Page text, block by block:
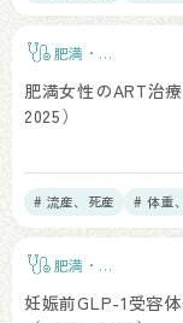
肥満・
肥満女性のART治
2025）
# 流産、死産 # 体重
肥満・
妊娠前GLP-1受容